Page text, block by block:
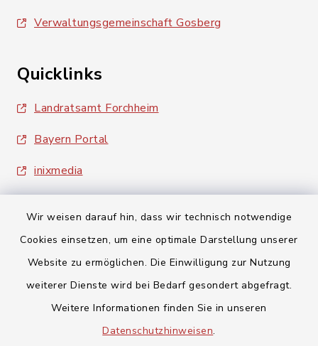
Wir weisen darauf hin, dass wir technisch notwendige
Cookies einsetzen, um eine optimale Darstellung unserer
Website zu ermöglichen. Die Einwilligung zur Nutzung
weiterer Dienste wird bei Bedarf gesondert abgefragt.
Weitere Informationen finden Sie in unseren
Datenschutzhinweisen.
Verwaltungsgemeinschaft Gosberg
Quicklinks
Landratsamt Forchheim
Bayern Portal
inixmedia
Barrierefreiheit